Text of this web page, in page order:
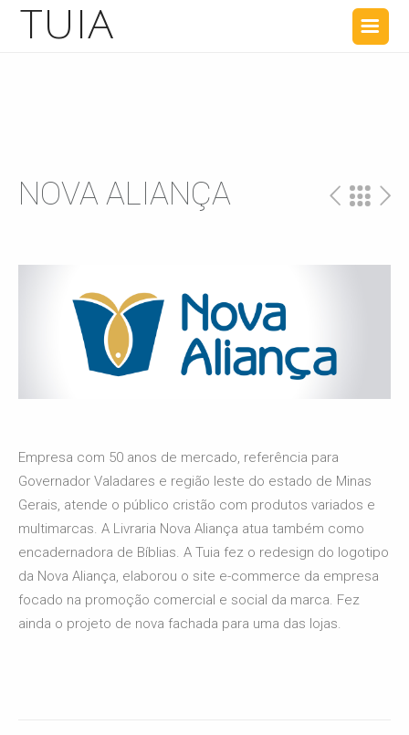
TUIA
NOVA ALIANÇA
Empresa com 50 anos de mercado, referência para
Governador Valadares e região leste do estado de Minas
Gerais, atende o público cristão com produtos variados e
multimarcas. A Livraria Nova Aliança atua também como
encadernadora de Bíblias. A Tuia fez o redesign do logotipo
da Nova Aliança, elaborou o site e-commerce da empresa
focado na promoção comercial e social da marca. Fez
ainda o projeto de nova fachada para uma das lojas.